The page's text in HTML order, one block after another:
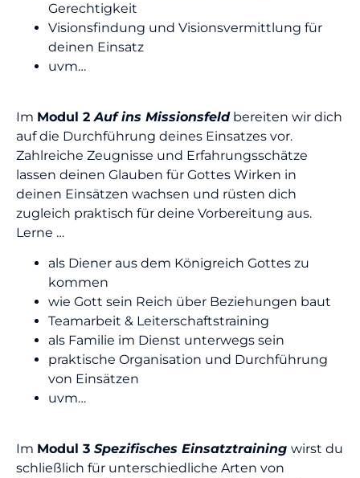
Gerechtigkeit
Visionsfindung und Visionsvermittlung für
deinen Einsatz
uvm…
Im Modul 2Auf ins Missionsfeldbereiten wir dich
auf die Durchführung deines Einsatzes vor.
Zahlreiche Zeugnisse und Erfahrungsschätze
lassen deinen Glauben für Gottes Wirken in
deinen Einsätzen wachsen und rüsten dich
zugleich praktisch für deine Vorbereitung aus.
Lerne …
als Diener aus dem Königreich Gottes zu
kommen
wie Gott sein Reich über Beziehungen baut
Teamarbeit & Leiterschaftstraining
als Familie im Dienst unterwegs sein
praktische Organisation und Durchführung
von Einsätzen
uvm…
Im Modul 3 Spezifisches Einsatztraining wirst du
schließlich für unterschiedliche Arten von